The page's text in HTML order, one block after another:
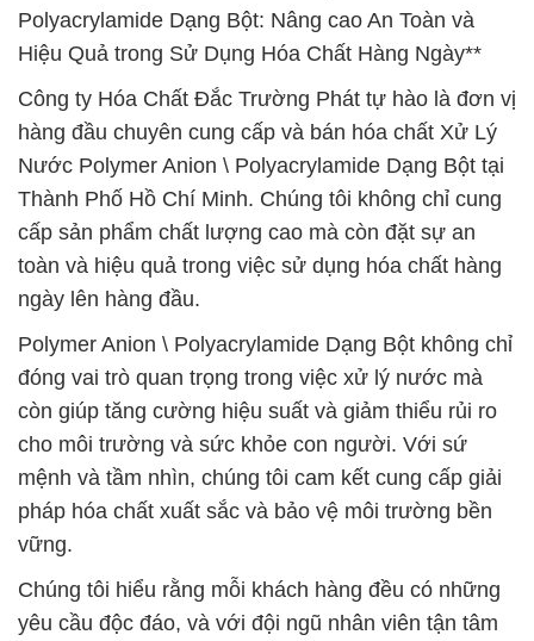
Polyacrylamide Dạng Bột: Nâng cao An Toàn và
Hiệu Quả trong Sử Dụng Hóa Chất Hàng Ngày**
Công ty Hóa Chất Đắc Trường Phát tự hào là đơn vị
hàng đầu chuyên cung cấp và bán hóa chất Xử Lý
Nước Polymer Anion \ Polyacrylamide Dạng Bột tại
Thành Phố Hồ Chí Minh. Chúng tôi không chỉ cung
cấp sản phẩm chất lượng cao mà còn đặt sự an
toàn và hiệu quả trong việc sử dụng hóa chất hàng
ngày lên hàng đầu.
Polymer Anion \ Polyacrylamide Dạng Bột không chỉ
đóng vai trò quan trọng trong việc xử lý nước mà
còn giúp tăng cường hiệu suất và giảm thiểu rủi ro
cho môi trường và sức khỏe con người. Với sứ
mệnh và tầm nhìn, chúng tôi cam kết cung cấp giải
pháp hóa chất xuất sắc và bảo vệ môi trường bền
vững.
Chúng tôi hiểu rằng mỗi khách hàng đều có những
yêu cầu độc đáo, và với đội ngũ nhân viên tận tâm